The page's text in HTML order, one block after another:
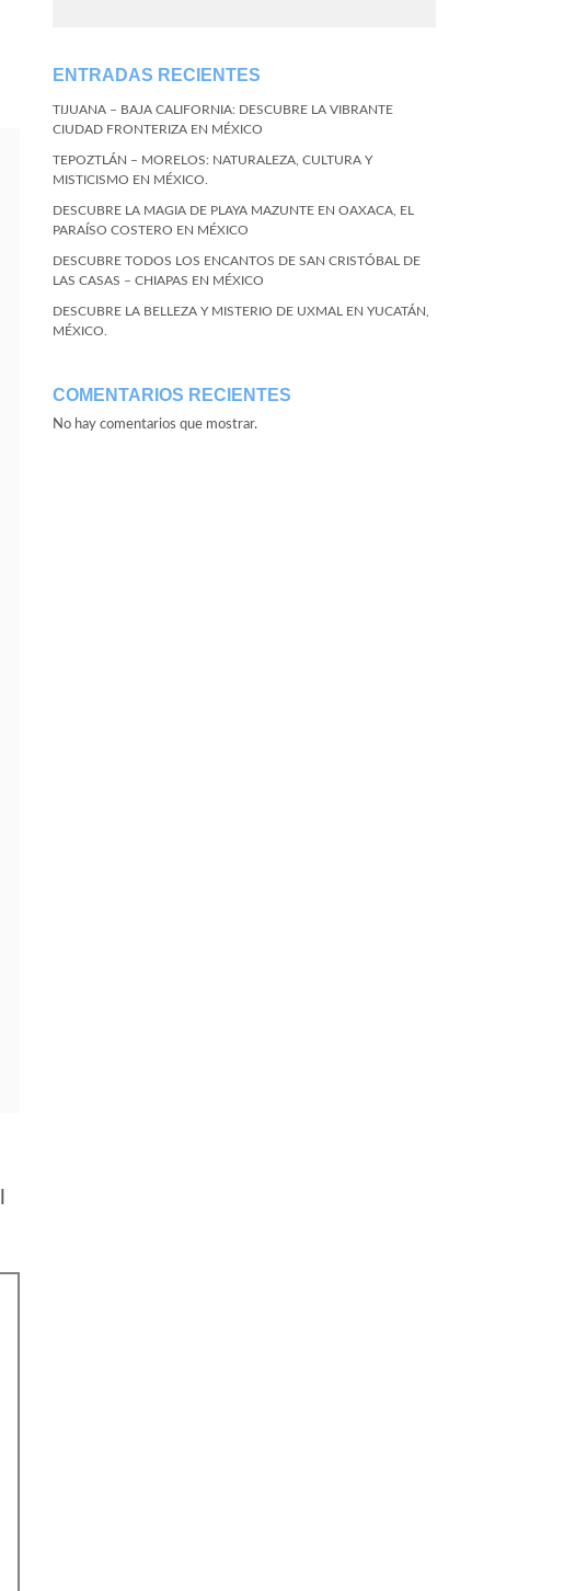
ENTRADAS RECIENTES
TIJUANA – BAJA CALIFORNIA: DESCUBRE LA VIBRANTE
CIUDAD FRONTERIZA EN MÉXICO
TEPOZTLÁN – MORELOS: NATURALEZA, CULTURA Y
MISTICISMO EN MÉXICO.
DESCUBRE LA MAGIA DE PLAYA MAZUNTE EN OAXACA, EL
PARAÍSO COSTERO EN MÉXICO
DESCUBRE TODOS LOS ENCANTOS DE SAN CRISTÓBAL DE
LAS CASAS – CHIAPAS EN MÉXICO
DESCUBRE LA BELLEZA Y MISTERIO DE UXMAL EN YUCATÁN,
MÉXICO.
COMENTARIOS RECIENTES
No hay comentarios que mostrar.